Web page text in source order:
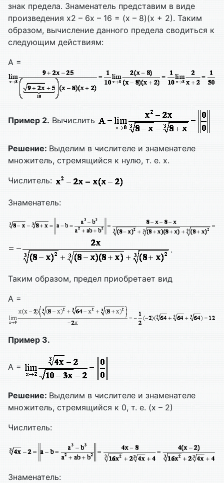
знак предела. Знаменатель представим в виде
произведения х2 – 6х – 16 = (х – 8)(х + 2). Таким
образом, вычисление данного предела сводиться к
следующим действиям:
A =
Пример 2. Вычислить
Решение: Выделим в числителе и знаменателе
множитель, стремящийся к нулю, т. е. х.
Числитель:
Знаменатель:
.
Таким образом, предел приобретает вид
A =
Пример 3.
A =
Решение: Выделим в числителе и знаменателе
множитель, стремящийся к 0, т. е. (х – 2)
Числитель:
Знаменатель: